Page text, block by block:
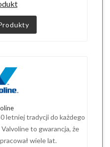
letniej tradycji do każdego
to gwarancja, że
wiele lat.